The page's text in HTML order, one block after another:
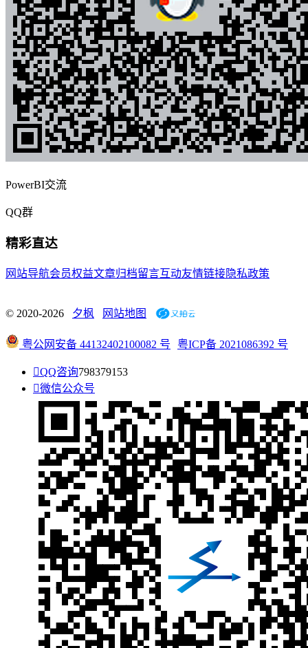
PowerBI交流
QQ群
精彩直达
网站导航会员权益文章归档留言互动友情链接隐私政策
© 2020-2026 夕枫 网站地图
粤公网安备 44132402100082 号 粤ICP备 2021086392 号
QQ咨询798379153
微信公众号